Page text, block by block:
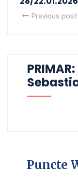
Previous post
Puncte